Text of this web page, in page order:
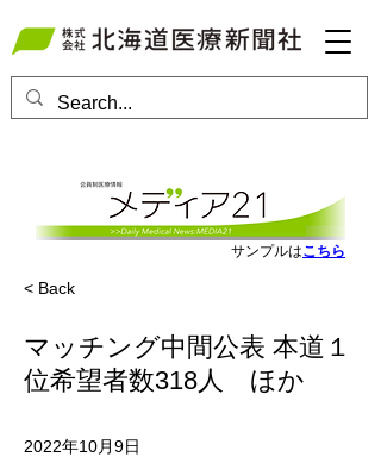
サンプルはこちら
< Back
マッチング中間公表 本道１
位希望者数318人 ほか
2022年10月9日